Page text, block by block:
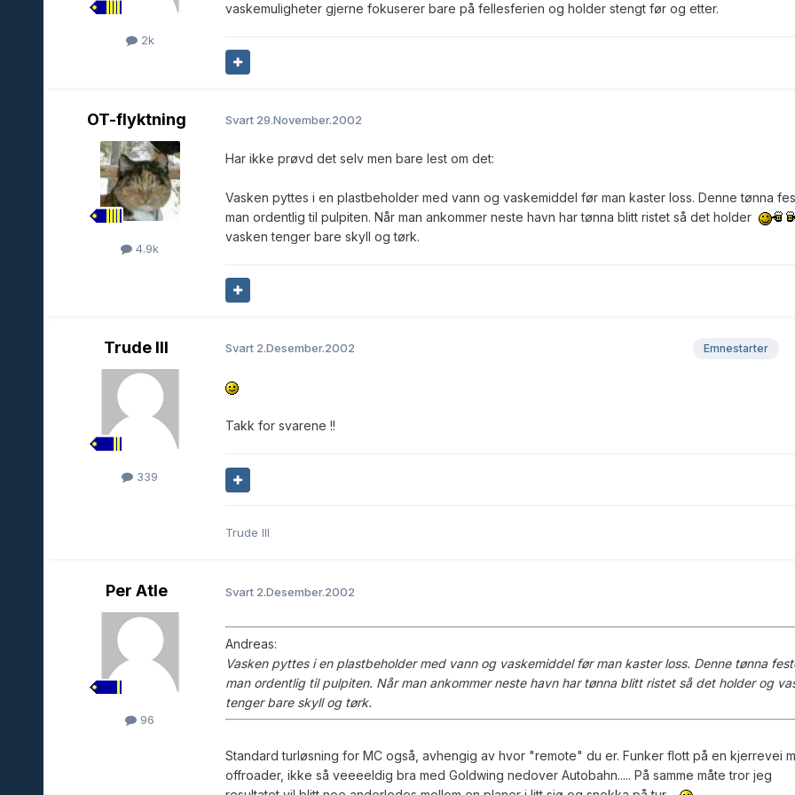
2k
vaskemuligheter gjerne fokuserer bare på fellesferien og holder stengt før og etter.
OT-flyktning
4.9k
Svart 29.November.2002
Har ikke prøvd det selv men bare lest om det:
Vasken pyttes i en plastbeholder med vann og vaskemiddel før man kaster loss. Denne tønna
man ordentlig til pulpiten. Når man ankommer neste havn har tønna blitt ristet så det holder
vasken tenger bare skyll og tørk.
Trude III
339
Emnestarter
Svart 2.Desember.2002
Takk for svarene !!
Trude III
Per Atle
96
Svart 2.Desember.2002
Andreas:
Vasken pyttes i en plastbeholder med vann og vaskemiddel før man kaster loss. Denne tønna
man ordentlig til pulpiten. Når man ankommer neste havn har tønna blitt ristet så det holder og
tenger bare skyll og tørk.
Standard turløsning for MC også, avhengig av hvor "remote" du er. Funker flott på en kjerrevei
offroader, ikke så veeeeldig bra med Goldwing nedover Autobahn..... På samme måte tror jeg